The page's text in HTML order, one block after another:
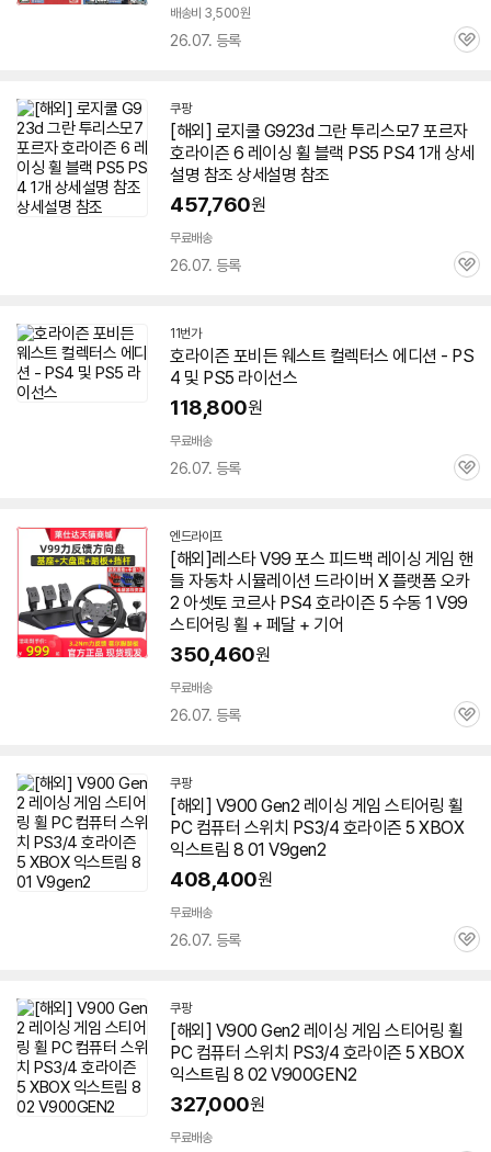
배송비 3,500원
26.07. 등록
관
쿠팡
[해외] 로지쿨 G923d 그란 투리스모7 포르자
호라이즌 6 레이싱 휠 블랙 PS5 PS4 1개 상세
설명 참조 상세설명 참조
457,760원
무료배송
26.07. 등록
관
11번가
호라이즌 포비든 웨스트 컬렉터스 에디션 - PS
4 및 PS5 라이선스
118,800원
무료배송
26.07. 등록
관
엔드라이프네
이
버
페
이
[해외]레스타 V99 포스 피드백 레이싱 게임 핸
들 자동차 시뮬레이션 드라이버 X 플랫폼 오카
2 아셋토 코르사 PS4 호라이즌 5 수동 1 V99
스티어링 휠 + 페달 + 기어
350,460원
무료배송
26.07. 등록
관
쿠팡
[해외] V900 Gen2 레이싱 게임 스티어링 휠
PC 컴퓨터 스위치 PS3/4 호라이즌 5 XBOX
익스트림 8 01 V9gen2
408,400원
무료배송
26.07. 등록
관
쿠팡
[해외] V900 Gen2 레이싱 게임 스티어링 휠
PC 컴퓨터 스위치 PS3/4 호라이즌 5 XBOX
익스트림 8 02 V900GEN2
327,000원
무료배송